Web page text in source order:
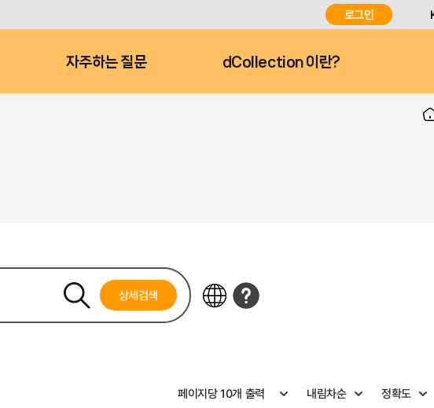
로그인
자주하는 질문 dCollection 이란?
상세검색